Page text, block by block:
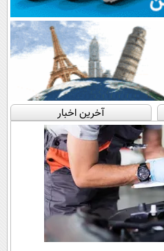
آخرین اخبار